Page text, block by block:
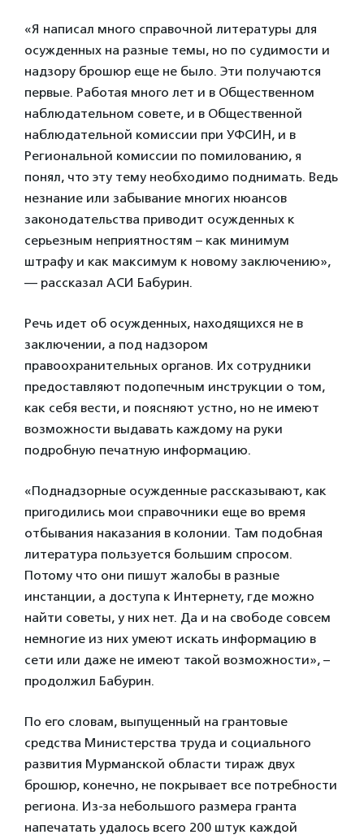
«Я написал много справочной литературы для
осужденных на разные темы, но по судимости и
надзору брошюр еще не было. Эти получаются
первые. Работая много лет и в Общественном
наблюдательном совете, и в Общественной
наблюдательной комиссии при УФСИН, и в
Региональной комиссии по помилованию, я
понял, что эту тему необходимо поднимать. Ведь
незнание или забывание многих нюансов
законодательства приводит осужденных к
серьезным неприятностям – как минимум
штрафу и как максимум к новому заключению»,
— рассказал АСИ Бабурин.
Речь идет об осужденных, находящихся не в
заключении, а под надзором
правоохранительных органов. Их сотрудники
предоставляют подопечным инструкции о том,
как себя вести, и поясняют устно, но не имеют
возможности выдавать каждому на руки
подробную печатную информацию.
«Поднадзорные осужденные рассказывают, как
пригодились мои справочники еще во время
отбывания наказания в колонии. Там подобная
литература пользуется большим спросом.
Потому что они пишут жалобы в разные
инстанции, а доступа к Интернету, где можно
найти советы, у них нет. Да и на свободе совсем
немногие из них умеют искать информацию в
сети или даже не имеют такой возможности», –
продолжил Бабурин.
По его словам, выпущенный на грантовые
средства Министерства труда и социального
развития Мурманской области тираж двух
брошюр, конечно, не покрывает все потребности
региона. Из-за небольшого размера гранта
напечатать удалось всего 200 штук каждой